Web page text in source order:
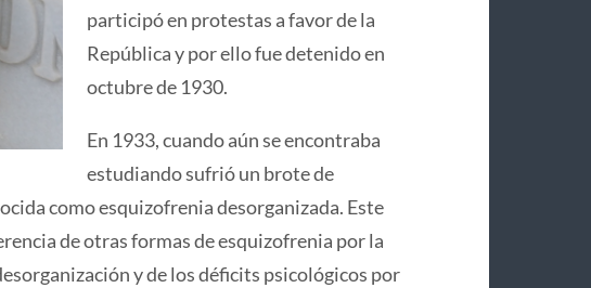
participó en protestas a favor de la
República y por ello fue detenido en
octubre de 1930.
En 1933, cuando aún se encontraba
estudiando sufrió un brote de
como esquizofrenia desorganizada. Este
de otras formas de esquizofrenia por la
y de los déficits psicológicos por